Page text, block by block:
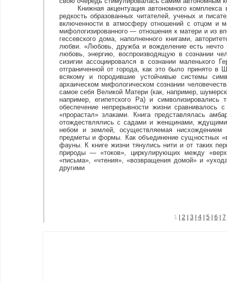
Книжная акцентуация автономного комплекса
редкость образованных читателей, ученых и
включенности в атмосферу отношений с отцом и
мифологизированного — отношения к матери и из
гессевского дома, наполненного книгами,
любви. «Любовь, дружба и вожделение есть
любовь, энергию, воспроизводящую в сознании
сизигии ассоциировался в сознании
отграниченной от города, как это было принято
всякому и породившие устойчивые системы
архаическом мифологическом сознании
самое себя Великой Матери (как, например,
например, египетского Ра) и
обеспечение непрерывности жизни
«прорастал» злаками. Книга представлялась
отождествлялись с садами и женщинами,
небом и землей, осуществляемая
предметы и формы. Как объединение сущностных
фауны. К книге жизни тянулись нити и от таких
природы — «токов», циркулирующих между
«письма», «чтения», «возвращения домой» и
другими
1 2 3 4| 5 6 7